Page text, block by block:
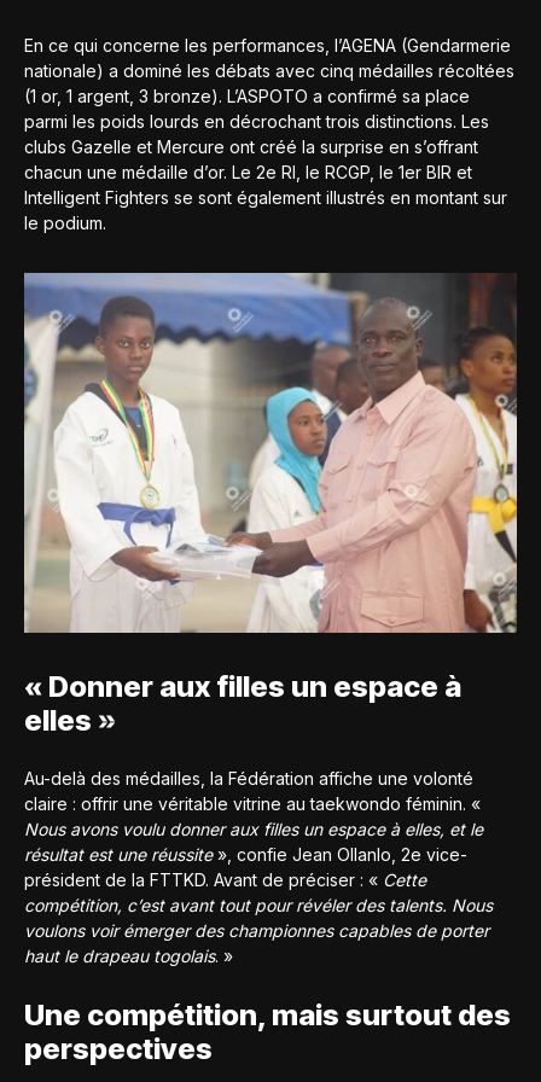
En ce qui concerne les performances, l’AGENA (Gendarmerie
nationale) a dominé les débats avec cinq médailles récoltées
(1 or, 1 argent, 3 bronze). L’ASPOTO a confirmé sa place
parmi les poids lourds en décrochant trois distinctions. Les
clubs Gazelle et Mercure ont créé la surprise en s’offrant
chacun une médaille d’or. Le 2e RI, le RCGP, le 1er BIR et
Intelligent Fighters se sont également illustrés en montant sur
le podium.
« Donner aux filles un espace à
elles »
Au-delà des médailles, la Fédération affiche une volonté
claire : offrir une véritable vitrine au taekwondo féminin. «
Nous avons voulu donner aux filles un espace à elles, et le
résultat est une réussite», confie Jean Ollanlo, 2e vice-
président de la FTTKD. Avant de préciser : « Cette
compétition, c’est avant tout pour révéler des talents. Nous
voulons voir émerger des championnes capables de porter
haut le drapeau togolais. »
Une compétition, mais surtout des
perspectives